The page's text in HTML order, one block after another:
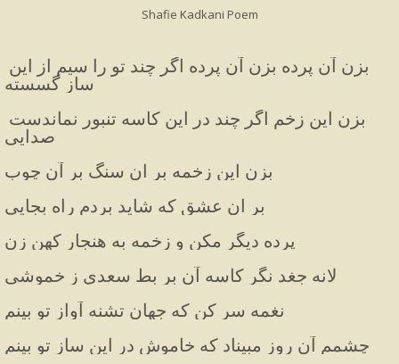
Shafie Kadkani Poem
ساز گسسته
صدایی
بزن این زخمه بر ان سنگ بر آن چوب
بر ان عشق که شاید بردم راه بجایی
پرده دیگر مکن و زخمه به هنجار کهن زن
لانه جغد نگر کاسه آن بر بط سعدی ز خموشی
نغمه سر کن که جهان تشنه آواز تو بینم
چشمم آن روز مبیناد که خاموش در این ساز تو بینم